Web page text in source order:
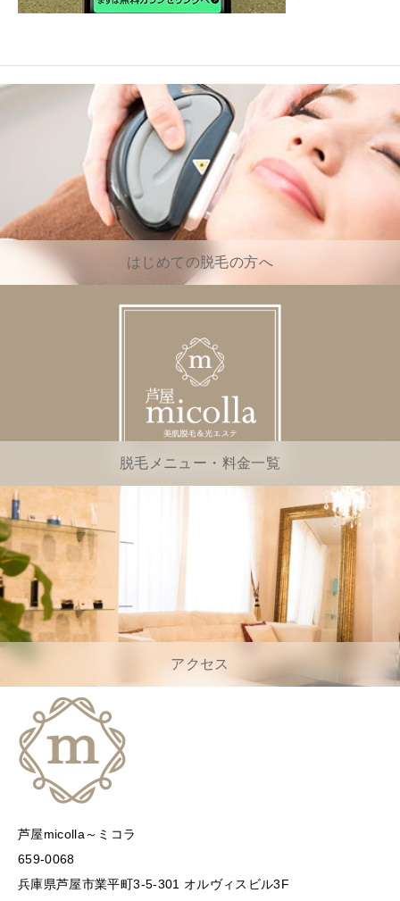
はじめての脱毛の方へ
脱毛メニュー・料金一覧
アクセス
芦屋micolla～ミコラ
659-0068
兵庫県芦屋市業平町3-5-301 オルヴィスビル3F